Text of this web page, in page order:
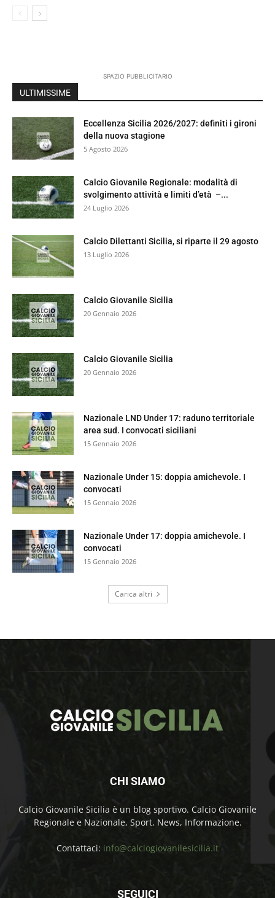
SPAZIO PUBBLICITARIO
ULTIMISSIME
Eccellenza Sicilia 2026/2027: definiti i gironi
della nuova stagione
5 Agosto 2026
Calcio Giovanile Regionale: modalità di
svolgimento attività e limiti d’età –...
24 Luglio 2026
Calcio Dilettanti Sicilia, si riparte il 29 agosto
13 Luglio 2026
Calcio Giovanile Sicilia
20 Gennaio 2026
Calcio Giovanile Sicilia
20 Gennaio 2026
Nazionale LND Under 17: raduno territoriale
area sud. I convocati siciliani
15 Gennaio 2026
Nazionale Under 15: doppia amichevole. I
convocati
15 Gennaio 2026
Nazionale Under 17: doppia amichevole. I
convocati
15 Gennaio 2026
Carica altri
CHI SIAMO
Calcio Giovanile Sicilia è un blog sportivo. Calcio Giovanile
Regionale e Nazionale, Sport, News, Informazione.
Contattaci: info@calciogiovanilesicilia.it
SEGUICI